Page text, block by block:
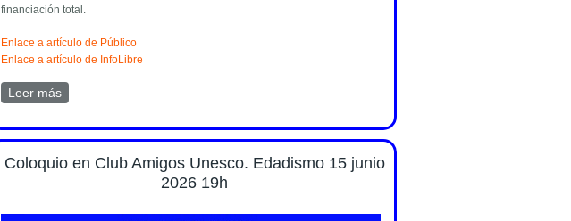
financiación total.
Enlace a artículo de Público
Enlace a artículo de InfoLibre
Leer más
Coloquio en Club Amigos Unesco. Edadismo 15 junio
2026 19h